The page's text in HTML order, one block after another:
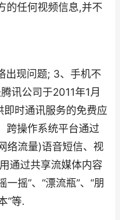
的任何视频信息,并不
出现问题; 3、手机不
讯公司于2011年1月
时通讯服务的免费应
跨操作系统平台通过
络流量)语音短信、视
通过共享流媒体内容
摇”、“漂流瓶”、“朋
“等.